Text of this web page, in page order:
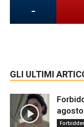
-
GLI ULTIMI